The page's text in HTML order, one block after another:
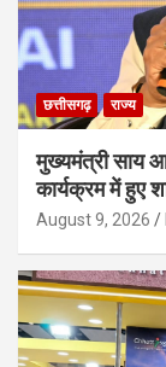
छत्तीसगढ़ राज्य
मुख्यमंत्री साय
कार्यक्रम में हुए
August 9, 2026